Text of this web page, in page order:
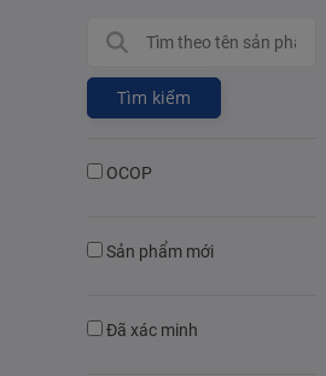
Tìm kiếm
OCOP
Sản phẩm mới
Đã xác minh